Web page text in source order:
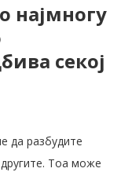
најмногу
секој
да разбудите
Тоа може